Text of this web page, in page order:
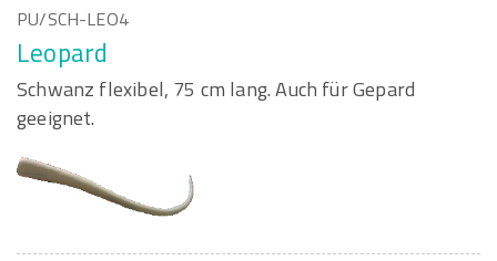
PU/SCH-LEO4
Leopard
Schwanz flexibel, 75 cm lang. Auch für Gepard
geeignet.